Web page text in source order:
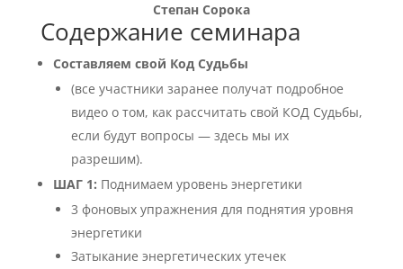
Степан Сорока
Содержание семинара
Составляем свой Код Судьбы
(все участники заранее получат подробное
видео о том, как рассчитать свой КОД Судьбы,
если будут вопросы — здесь мы их
разрешим).
ШАГ 1: Поднимаем уровень энергетики
3 фоновых упражнения для поднятия уровня
энергетики
Затыкание энергетических утечек